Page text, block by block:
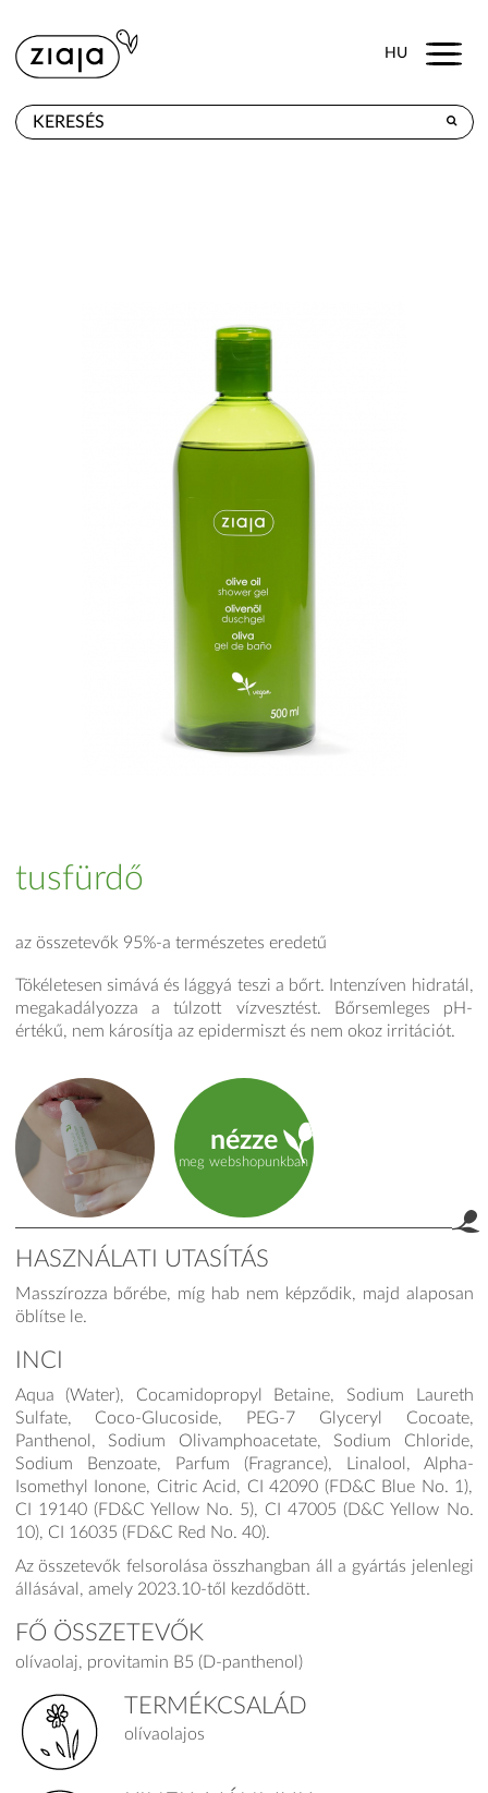
HU Menu
tusfürdő
az összetevők 95%-a természetes eredetű
Tökéletesen simává és lággyá teszi a bőrt. Intenzíven hidratál,
megakadályozza a túlzott vízvesztést. Bőrsemleges pH-
értékű, nem károsítja az epidermiszt és nem okoz irritációt.
product.label.guide
nézze
meg webshopunkban
HASZNÁLATI UTASÍTÁS
Masszírozza bőrébe, míg hab nem képződik, majd alaposan
öblítse le.
INCI
Aqua (Water), Cocamidopropyl Betaine, Sodium Laureth
Sulfate, Coco-Glucoside, PEG-7 Glyceryl Cocoate,
Panthenol, Sodium Olivamphoacetate, Sodium Chloride,
Sodium Benzoate, Parfum (Fragrance), Linalool, Alpha-
Isomethyl Ionone, Citric Acid, CI 42090 (FD&C Blue No. 1),
CI 19140 (FD&C Yellow No. 5), CI 47005 (D&C Yellow No.
10), CI 16035 (FD&C Red No. 40).
Az összetevők felsorolása összhangban áll a gyártás jelenlegi
állásával, amely 2023.10-től kezdődött.
FŐ ÖSSZETEVŐK
olívaolaj, provitamin B5 (D-panthenol)
TERMÉKCSALÁD
olívaolajos